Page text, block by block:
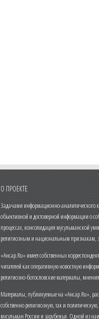
О ПРОЕКТЕ
Задачами информационно-аналитического
объективной и достоверной информации о
процессах, консолидация мусульманской
религиозным и национальным признакам,
«Ансар.Ru» имеет собственных
читателей как оперативную новостную
религиозно-богословские материалы,
Материалы, публикуемые на «Ансар.Ru»,
собственно религиозную, так и
мусульман России и зарубежья. Одной из